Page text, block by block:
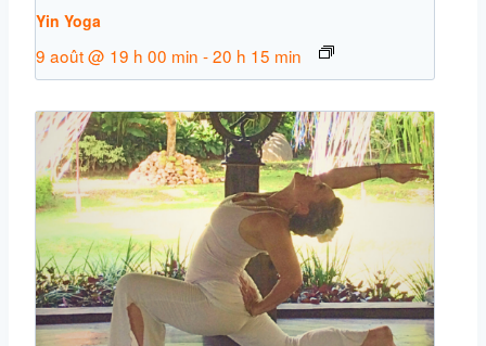
Yin Yoga
9 août @ 19 h 00 min -20 h 15 min